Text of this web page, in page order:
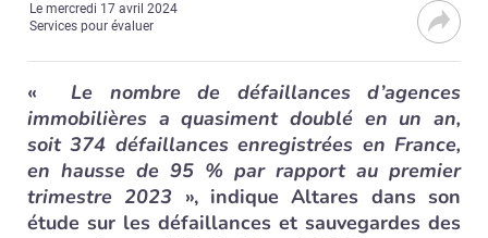
Lemercredi 17 avril 2024
Services pour évaluer
«
Le nombre de défaillances d’agences
immobilières a quasiment doublé en un an,
soit 374 défaillances enregistrées en France,
en hausse de 95 % par rapport au premier
trimestre 2023 », indique Altares dans son
étude sur les défaillances et sauvegardes des